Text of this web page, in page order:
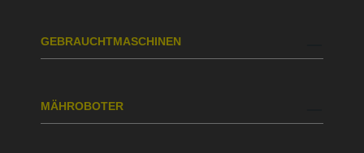
GEBRAUCHTMASCHINEN
MÄHROBOTER